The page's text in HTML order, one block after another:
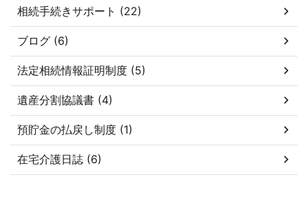
相続手続きサポート (22)
ブログ (6)
法定相続情報証明制度 (5)
遺産分割協議書 (4)
預貯金の払戻し制度 (1)
在宅介護日誌 (6)